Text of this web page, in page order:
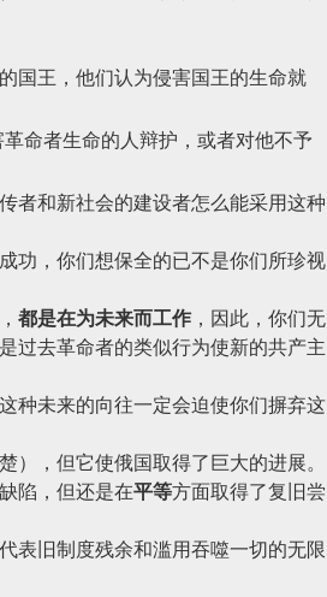
王，他们认为侵害国王的生命就
命者生命的人辩护，或者对他不予
和新社会的建设者怎么能采用这种
，你们想保全的已不是你们所珍视
都是在为未来而工作 ，因此，你们无
过去革命者的类似行为使新的共产主
种未来的向往一定会迫使你们摒弃这
，但它使俄国取得了巨大的进展。
陷，但还是在平等方面取得了复旧尝
旧制度残余和滥用吞噬一切的无限